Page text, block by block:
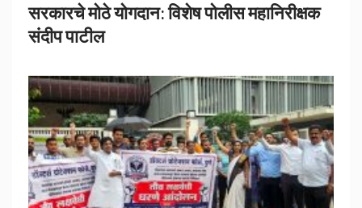
सरकारचे मोठे योगदान: विशेष पोलीस महानिरीक्षक
संदीप पाटील